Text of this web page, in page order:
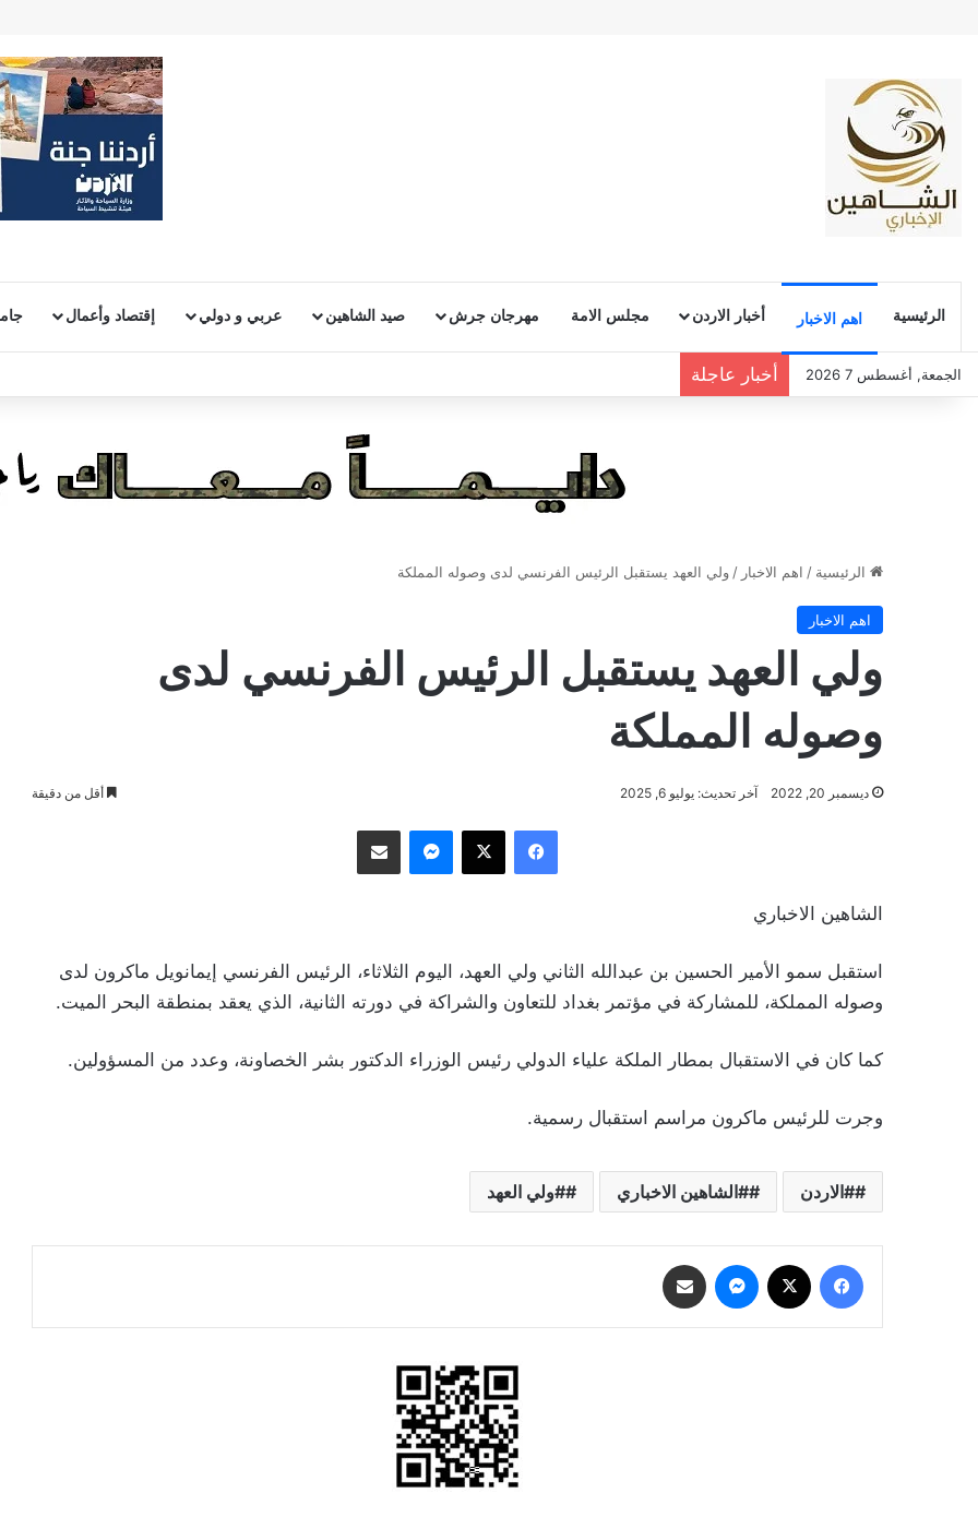
الرئيسية اهم الاخبار أخبار الاردن مجلس الامة مهرجان جرش صيد الشاهين عربي و دولي إقتصاد وأعمال
الجمعة, أغسطس 7 2026 أخبار عاجلة
الرئيسية / اهم الاخبار / ولي العهد يستقبل الرئيس الفرنسي لدى وصوله المملكة
اهم الاخبار
ولي العهد يستقبل الرئيس الفرنسي لدى
وصوله المملكة
ديسمبر 20, 2022 آخر تحديث: يوليو 6, 2025 أقل من دقيقة
فيسبوك ‫X ماسنجر مشاركة عبر البريد
الشاهين الاخباري
استقبل سمو الأمير الحسين بن عبدالله الثاني ولي العهد، اليوم الثلاثاء، الرئيس الفرنسي إيمانويل ماكرون لدى
وصوله المملكة، للمشاركة في مؤتمر بغداد للتعاون والشراكة في دورته الثانية، الذي يعقد بمنطقة البحر الميت.
كما كان في الاستقبال بمطار الملكة علياء الدولي رئيس الوزراء الدكتور بشر الخصاونة، وعدد من المسؤولين.
وجرت للرئيس ماكرون مراسم استقبال رسمية.
#الاردن #الشاهين الاخباري #ولي العهد
فيسبوك ماسنجر